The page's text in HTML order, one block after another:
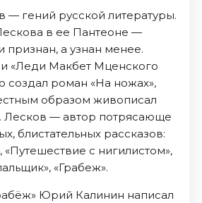
— гений русской литературы.
в ее Пантеоне —
признан, а узнан менее.
«Леди Макбет Мценского
создал роман «На ножах»,
образом живописал
Лесков — автор потрясающе
блистательных рассказов:
«Путешествие с нигилистом»,
«Грабеж».
Юрий Калинин написал